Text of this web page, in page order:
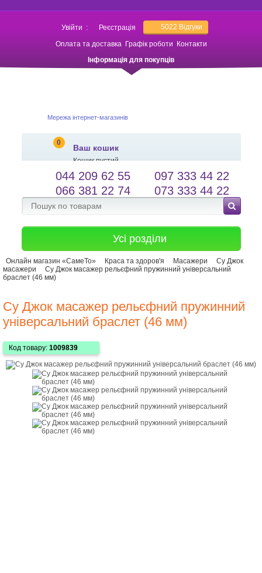
Увійти : Реєстрація 5022 Відгуки
Оплата та доставка Графік роботи
Контакти
Інформація для покупців
Мережа інтернет-магазинів
0
Ваш кошик
Кошик пустий
salessameto@gmail.com
Зворотній зв'язок
Мова сайту
044 209 62 55
097 333 44 22
066 381 22 74
073 333 44 22
Усі розділи
Онлайн магазин «СамеТо» Краса та здоров'я Масажери
Су Джок
масажери
Су Джок масажер рельєфний пружинний універсальний
браслет (46 мм)
Су Джок масажер рельєфний пружинний
універсальний браслет (46 мм)
Код товару: 1009839